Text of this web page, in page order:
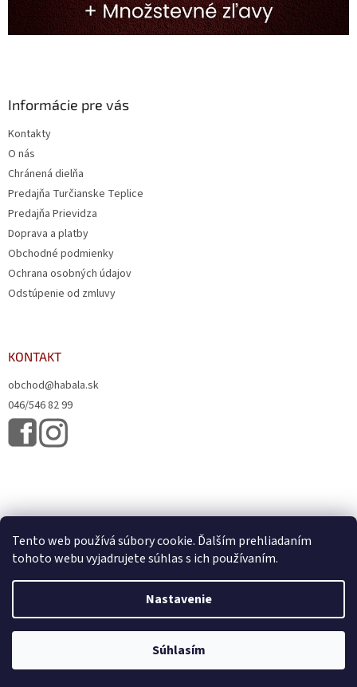
Tento web používá súbory cookie. Ďalším prehliadaním
tohoto webu vyjadrujete súhlas s ich používaním.
Nastavenie
Súhlasím
Informácie pre vás
Kontakty
O nás
Chránená dielňa
Predajňa Turčianske Teplice
Predajňa Prievidza
Doprava a platby
Obchodné podmienky
Ochrana osobných údajov
Odstúpenie od zmluvy
KONTAKT
obchod@habala.sk
046/546 82 99
Copyright 2026HABALA, s.r.o.. Všetky práva vyhradené.Upraviť
nastavenie cookies